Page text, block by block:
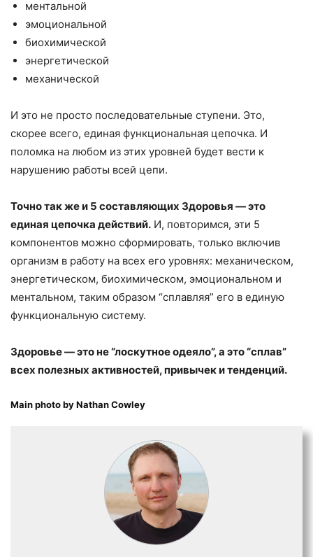
ментальной
эмоциональной
биохимической
энергетической
механической
И это не просто последовательные ступени. Это,
скорее всего, единая функциональная цепочка. И
поломка на любом из этих уровней будет вести к
нарушению работы всей цепи.
Точно так же и 5 составляющих Здоровья — это
единая цепочка действий. И, повторимся, эти 5
компонентов можно сформировать, только включив
организм в работу на всех его уровнях: механическом,
энергетическом, биохимическом, эмоциональном и
ментальном, таким образом “сплавляя” его в единую
функциональную систему.
Здоровье — это не “лоскутное одеяло”, а это “сплав”
всех полезных активностей, привычек и тенденций.
Main photo byNathan Cowley